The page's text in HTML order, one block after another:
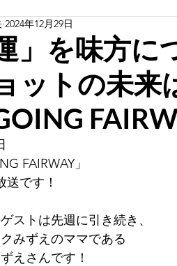
」を味方に
ットの未来
2024年12月29日
FAIRWAY」
送です！
ストは先週に引き続き、
みずえのママである
えさんです！